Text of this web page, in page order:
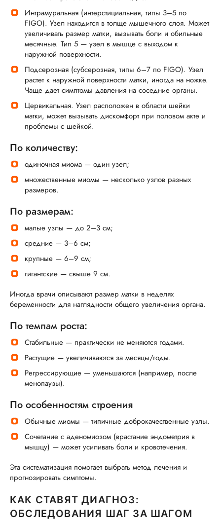
Интрамуральная (интерстициальная, типы 3–5 по
FIGO). Узел находится в толще мышечного слоя. Может
увеличивать размер матки, вызывать боли и обильные
месячные. Тип 5 — узел в мышце с выходом к
наружной поверхности.
Подсерозная (субсерозная, типы 6–7 по FIGO). Узел
растет к наружной поверхности матки, иногда на ножке.
Чаще дает симптомы давления на соседние органы.
Цервикальная. Узел расположен в области шейки
матки, может вызывать дискомфорт при половом акте и
проблемы с шейкой.
По количеству:
одиночная миома — один узел;
множественные миомы — несколько узлов разных
размеров.
По размерам:
малые узлы — до 2–3 см;
средние — 3–6 см;
крупные — 6–9 см;
гигантские — свыше 9 см.
Иногда врачи описывают размер матки в неделях
беременности для наглядности общего увеличения органа.
По темпам роста:
Стабильные — практически не меняются годами.
Растущие — увеличиваются за месяцы/годы.
Регрессирующие — уменьшаются (например, после
менопаузы).
По особенностям строения
Обычные миомы — типичные доброкачественные узлы.
Сочетание с аденомиозом (врастание эндометрия в
мышцу) — может усиливать боли и кровотечения.
Эта систематизация помогает выбрать метод лечения и
прогнозировать симптомы.
КАК СТАВЯТ ДИАГНОЗ:
ОБСЛЕДОВАНИЯ ШАГ ЗА ШАГОМ